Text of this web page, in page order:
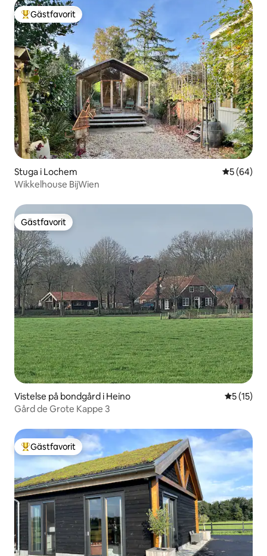
Populär gästfavorit
Gästfavorit
Stuga i Lochem 5 av 5 i
5 (64)
Wikkelhouse BijWien
Gästfavorit
Gästfavorit
Vistelse på bondgård i Heino 5 av 5 i
5 (15)
Gård de Grote Kappe 3
Populär gästfavorit
Gästfavorit